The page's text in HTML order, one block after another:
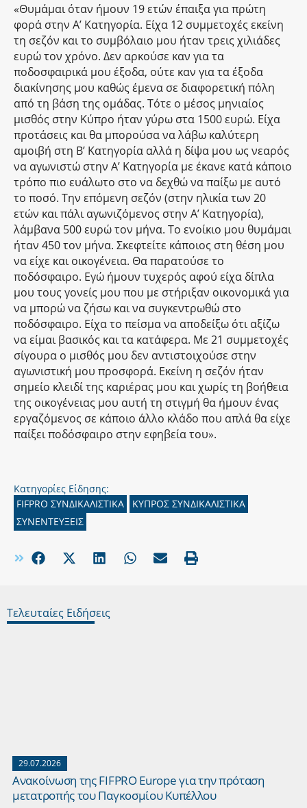
«Θυμάμαι όταν ήμουν 19 ετών έπαιξα για πρώτη
φορά στην Α’ Κατηγορία. Είχα 12 συμμετοχές εκείνη
τη σεζόν και το συμβόλαιο μου ήταν τρεις χιλιάδες
ευρώ τον χρόνο. Δεν αρκούσε καν για τα
ποδοσφαιρικά μου έξοδα, ούτε καν για τα έξοδα
διακίνησης μου καθώς έμενα σε διαφορετική πόλη
από τη βάση της ομάδας. Τότε ο μέσος μηνιαίος
μισθός στην Κύπρο ήταν γύρω στα 1500 ευρώ. Είχα
προτάσεις και θα μπορούσα να λάβω καλύτερη
αμοιβή στη Β’ Κατηγορία αλλά η δίψα μου ως νεαρός
να αγωνιστώ στην Α’ Κατηγορία με έκανε κατά κάποιο
τρόπο πιο ευάλωτο στο να δεχθώ να παίξω με αυτό
το ποσό. Την επόμενη σεζόν (στην ηλικία των 20
ετών και πάλι αγωνιζόμενος στην Α’ Κατηγορία),
λάμβανα 500 ευρώ τον μήνα. Το ενοίκιο μου θυμάμαι
ήταν 450 τον μήνα. Σκεφτείτε κάποιος στη θέση μου
να είχε και οικογένεια. Θα παρατούσε το
ποδόσφαιρο. Εγώ ήμουν τυχερός αφού είχα δίπλα
μου τους γονείς μου που με στήριξαν οικονομικά για
να μπορώ να ζήσω και να συγκεντρωθώ στο
ποδόσφαιρο. Είχα το πείσμα να αποδείξω ότι αξίζω
να είμαι βασικός και τα κατάφερα. Με 21 συμμετοχές
σίγουρα ο μισθός μου δεν αντιστοιχούσε στην
αγωνιστική μου προσφορά. Εκείνη η σεζόν ήταν
σημείο κλειδί της καριέρας μου και χωρίς τη βοήθεια
της οικογένειας μου αυτή τη στιγμή θα ήμουν ένας
εργαζόμενος σε κάποιο άλλο κλάδο που απλά θα είχε
παίξει ποδόσφαιρο στην εφηβεία του».
Κατηγορίες Είδησης:
FIFPRO ΣΥΝΔΙΚΑΛΙΣΤΙΚΑ
ΚΥΠΡΟΣ ΣΥΝΔΙΚΑΛΙΣΤΙΚΑ
ΣΥΝΕΝΤΕΥΞΕΙΣ
Τελευταίες Ειδήσεις
29.07.2026
Ανακοίνωση της FIFPRO Europe για την πρόταση
μετατροπής του Παγκοσμίου Κυπέλλου